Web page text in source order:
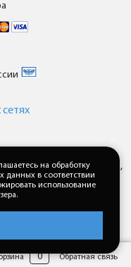
соглашениякаждый раз,
обратной связи на
0 Обратная связь
на обработку
данных в соответствии
использование